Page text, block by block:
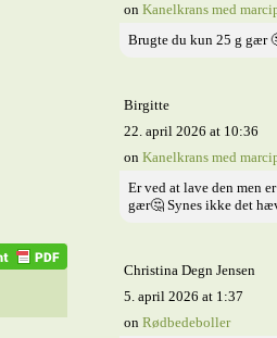
on Kanelkrans med
Brugte du kun 25 g gær
Birgitte
22. april 2026 at 10:36
on Kanelkrans med
Er ved at lave den men
gær🤔 Synes ikke det
Christina Degn Jensen
5. april 2026 at 1:37
on Rødbedeboller